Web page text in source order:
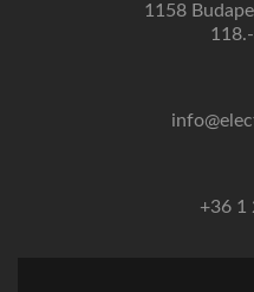
1158
+36 1